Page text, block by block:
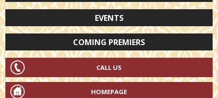
EVENTS
COMING PREMIERS
CALL US
HOMEPAGE